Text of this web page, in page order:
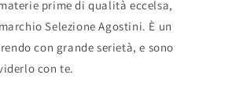
prime di qualità eccelsa,
Selezione Agostini. È un
con grande serietà, e sono
con te.